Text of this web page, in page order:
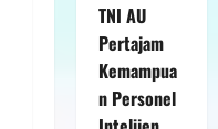
TNI AU
Pertajam
Kemampua
n Personel